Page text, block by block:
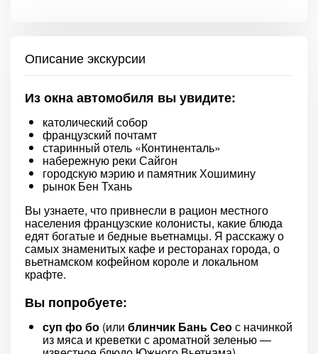
Описание экскурсии
Из окна автомобиля вы увидите:
католический собор
французский почтамт
старинный отель «Континенталь»
набережную реки Сайгон
городскую мэрию и памятник Хошимину
рынок Бен Тхань
Вы узнаете, что привнесли в рацион местного
населения французские колонисты, какие блюда
едят богатые и бедные вьетнамцы. Я расскажу о
самых знаменитых кафе и ресторанах города, о
вьетнамском кофейном короле и локальном
крафте.
Вы попробуете:
суп фо бо (или блинчик Бань Сеос начинкой
из мяса и креветки с ароматной зеленью —